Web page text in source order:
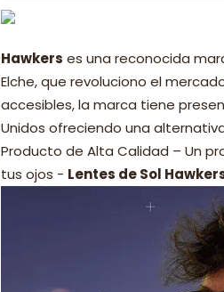
Hawkers es una reconocida
Elche, que revoluciono el
accesibles, la marca tiene
Unidos ofreciendo una
Producto de Alta Calidad – Un
tus ojos - Lentes de Sol